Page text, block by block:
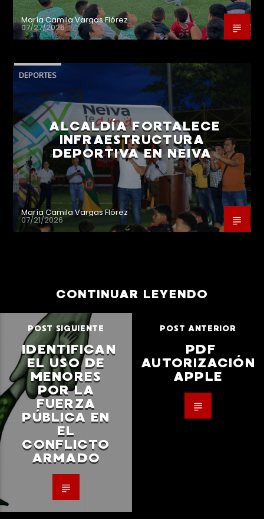
María Camila Vargas Flórez
07/27/2026
DEPORTES
ALCALDÍA FORTALECE
INFRAESTRUCTURA
DEPORTIVA EN NEIVA
María Camila Vargas Flórez
07/21/2026
CONTINUAR LEYENDO
POST SIGUIENTE
IDENTIFICAN
EL USO DE
MENORES
POR LA
FUERZA
PÚBLICA EN
EL
CONFLICTO
ARMADO
POST ANTERIOR
PDF
AUTORIZACIÓN
APPLE